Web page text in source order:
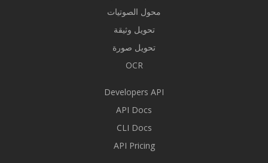
محول الصوتيات
تحويل وثيقة
تحويل صورة
OCR
Developers API
API Docs
CLI Docs
API Pricing